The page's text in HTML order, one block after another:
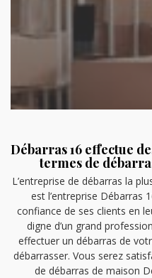
Débarras 16 effectue
termes de
L’entreprise de débarras la
est l’entreprise Débarras
confiance de ses clients en
digne d’un grand
effectuer un débarras de
débarrasser. Vous serez
de débarras de maison